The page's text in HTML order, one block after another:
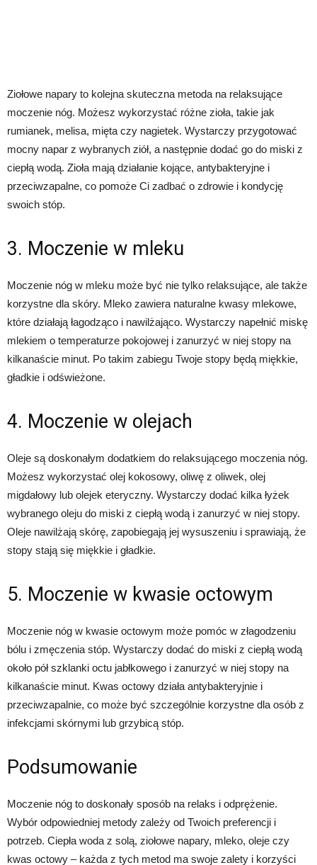
Ziołowe napary to kolejna skuteczna metoda na relaksujące
moczenie nóg. Możesz wykorzystać różne zioła, takie jak
rumianek, melisa, mięta czy nagietek. Wystarczy przygotować
mocny napar z wybranych ziół, a następnie dodać go do miski z
ciepłą wodą. Zioła mają działanie kojące, antybakteryjne i
przeciwzapalne, co pomoże Ci zadbać o zdrowie i kondycję
swoich stóp.
3. Moczenie w mleku
Moczenie nóg w mleku może być nie tylko relaksujące, ale także
korzystne dla skóry. Mleko zawiera naturalne kwasy mlekowe,
które działają łagodząco i nawilżająco. Wystarczy napełnić miskę
mlekiem o temperaturze pokojowej i zanurzyć w niej stopy na
kilkanaście minut. Po takim zabiegu Twoje stopy będą miękkie,
gładkie i odświeżone.
4. Moczenie w olejach
Oleje są doskonałym dodatkiem do relaksującego moczenia nóg.
Możesz wykorzystać olej kokosowy, oliwę z oliwek, olej
migdałowy lub olejek eteryczny. Wystarczy dodać kilka łyżek
wybranego oleju do miski z ciepłą wodą i zanurzyć w niej stopy.
Oleje nawilżają skórę, zapobiegają jej wysuszeniu i sprawiają, że
stopy stają się miękkie i gładkie.
5. Moczenie w kwasie octowym
Moczenie nóg w kwasie octowym może pomóc w złagodzeniu
bólu i zmęczenia stóp. Wystarczy dodać do miski z ciepłą wodą
około pół szklanki octu jabłkowego i zanurzyć w niej stopy na
kilkanaście minut. Kwas octowy działa antybakteryjnie i
przeciwzapalnie, co może być szczególnie korzystne dla osób z
infekcjami skórnymi lub grzybicą stóp.
Podsumowanie
Moczenie nóg to doskonały sposób na relaks i odprężenie.
Wybór odpowiedniej metody zależy od Twoich preferencji i
potrzeb. Ciepła woda z solą, ziołowe napary, mleko, oleje czy
kwas octowy – każda z tych metod ma swoje zalety i korzyści